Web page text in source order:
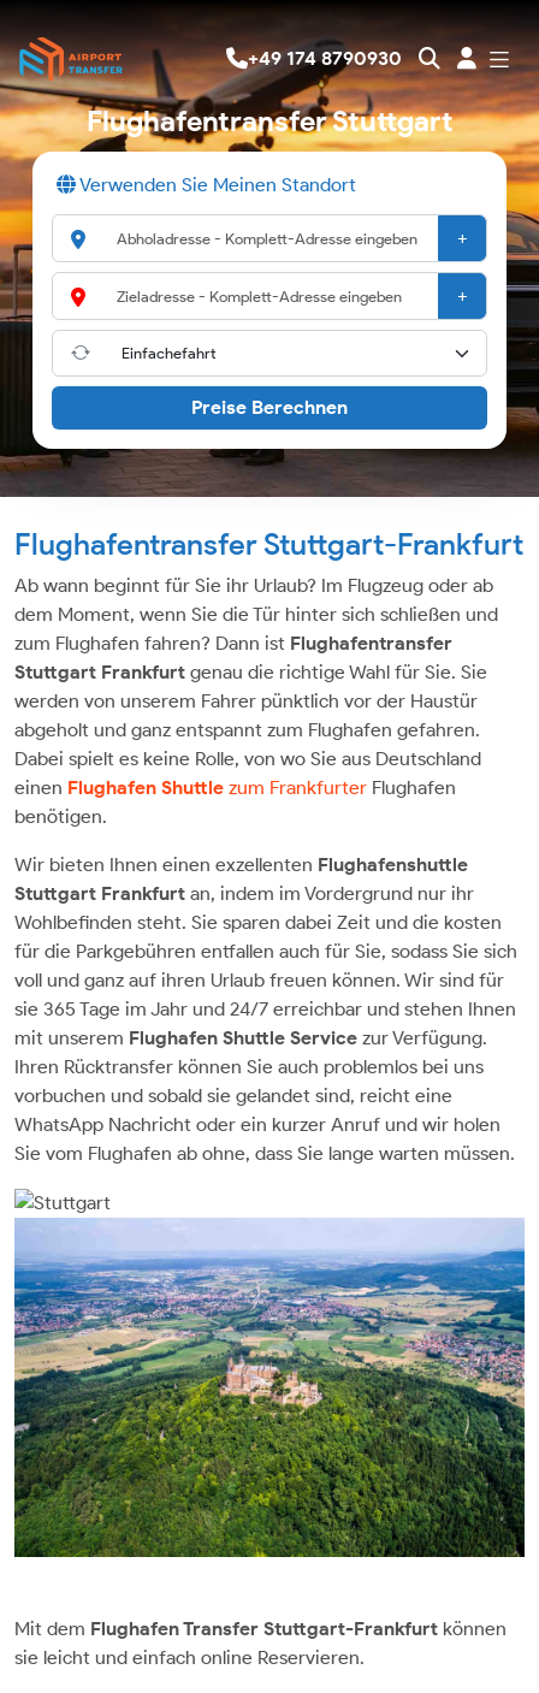
+49 174 8790930
Flughafentransfer Stuttgart
Verwenden Sie Meinen Standort
+
+
Preise Berechnen
Flughafentransfer Stuttgart-Frankfurt
Ab wann beginnt für Sie ihr Urlaub? Im Flugzeug oder ab
dem Moment, wenn Sie die Tür hinter sich schließen und
zum Flughafen fahren? Dann ist Flughafentransfer
Stuttgart Frankfurt genau die richtige Wahl für Sie. Sie
werden von unserem Fahrer pünktlich vor der Haustür
abgeholt und ganz entspannt zum Flughafen gefahren.
Dabei spielt es keine Rolle, von wo Sie aus Deutschland
einen Flughafen Shuttle zum Frankfurter Flughafen
benötigen.
Wir bieten Ihnen einen exzellenten Flughafenshuttle
Stuttgart Frankfurt an, indem im Vordergrund nur ihr
Wohlbefinden steht. Sie sparen dabei Zeit und die kosten
für die Parkgebühren entfallen auch für Sie, sodass Sie sich
voll und ganz auf ihren Urlaub freuen können. Wir sind für
sie 365 Tage im Jahr und 24/7 erreichbar und stehen Ihnen
mit unserem Flughafen Shuttle Service zur Verfügung.
Ihren Rücktransfer können Sie auch problemlos bei uns
vorbuchen und sobald sie gelandet sind, reicht eine
WhatsApp Nachricht oder ein kurzer Anruf und wir holen
Sie vom Flughafen ab ohne, dass Sie lange warten müssen.
Mit dem Flughafen Transfer Stuttgart-Frankfurt können
sie leicht und einfach online Reservieren.